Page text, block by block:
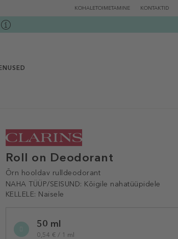
KOHALETOIMETAMINE KONTAKTID
Roll on Deodorant
Õrn hooldav rulldeodorant
NAHA TÜÜP/SEISUND: Kõigile nahatüüpidele
KELLELE: Naisele
variation50 ml
0,54 € / 1 ml